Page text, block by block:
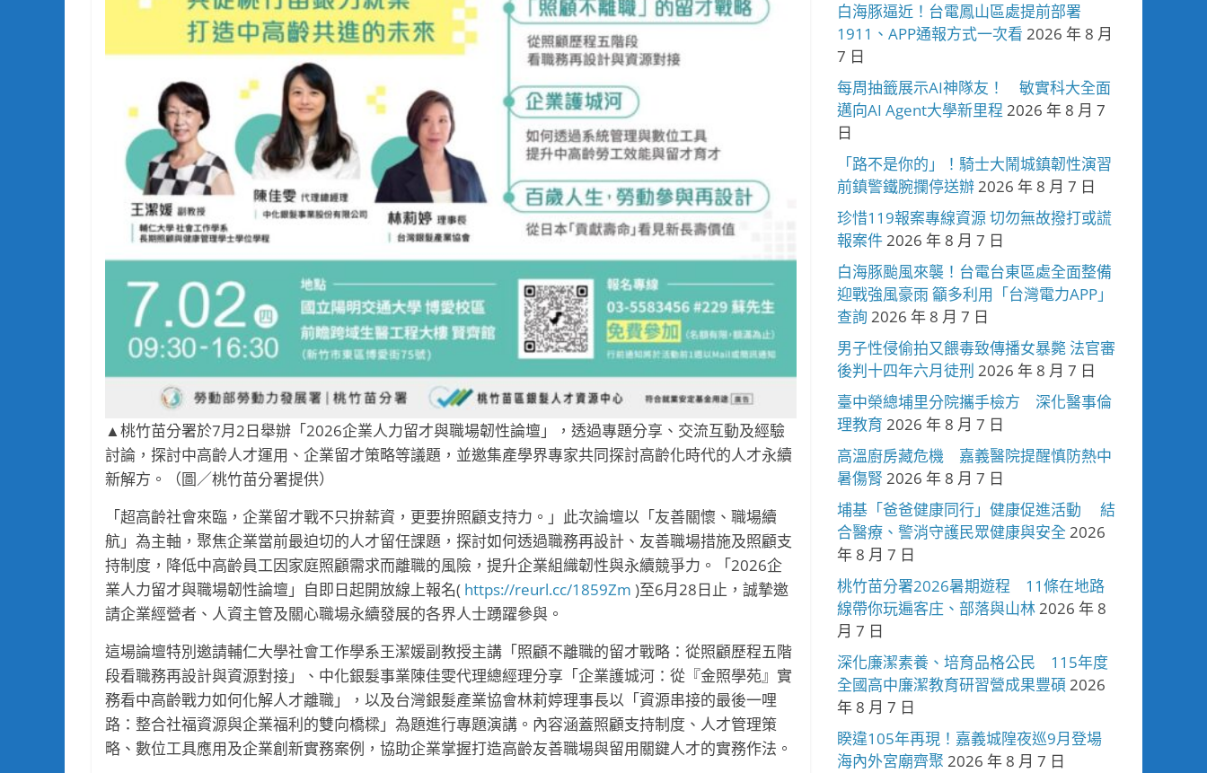
▲桃竹苗分署於7月2日舉辦「2026企業人力留才與職場韌性論壇」，透過專題分享、交流互動及經驗
討論，探討中高齡人才運用、企業留才策略等議題，並邀集產學界專家共同探討高齡化時代的人才永續
新解方。（圖／桃竹苗分署提供）
「超高齡社會來臨，企業留才戰不只拚薪資，更要拚照顧支持力。」此次論壇以「友善關懷、職場續
航」為主軸，聚焦企業當前最迫切的人才留任課題，探討如何透過職務再設計、友善職場措施及照顧支
持制度，降低中高齡員工因家庭照顧需求而離職的風險，提升企業組織韌性與永續競爭力。「2026企
業人力留才與職場韌性論壇」自即日起開放線上報名( https://reurl.cc/1859Zm )至6月28日止，誠摯邀
請企業經營者、人資主管及關心職場永續發展的各界人士踴躍參與。
這場論壇特別邀請輔仁大學社會工作學系王潔媛副教授主講「照顧不離職的留才戰略：從照顧歷程五階
段看職務再設計與資源對接」、中化銀髮事業陳佳雯代理總經理分享「企業護城河：從『金照學苑』實
務看中高齡戰力如何化解人才離職」，以及台灣銀髮產業協會林莉婷理事長以「資源串接的最後一哩
路：整合社福資源與企業福利的雙向橋樑」為題進行專題演講。內容涵蓋照顧支持制度、人才管理策
略、數位工具應用及企業創新實務案例，協助企業掌握打造高齡友善職場與留用關鍵人才的實務作法。
白海豚逼近！台電鳳山區處提前部署
1911、APP通報方式一次看 2026 年 8 月
7 日
每周抽籤展示AI神隊友！ 敏實科大全面
邁向AI Agent大學新里程 2026 年 8 月 7
日
「路不是你的」！騎士大鬧城鎮韌性演習
前鎮警鐵腕攔停送辦2026 年 8 月 7 日
珍惜119報案專線資源 切勿無故撥打或謊
報案件2026 年 8 月 7 日
白海豚颱風來襲！台電台東區處全面整備
迎戰強風豪雨 籲多利用「台灣電力APP」
查詢 2026 年 8 月 7 日
男子性侵偷拍又餵毒致傳播女暴斃 法官審
後判十四年六月徒刑 2026 年 8 月 7 日
臺中榮總埔里分院攜手檢方 深化醫事倫
理教育 2026 年 8 月 7 日
高溫廚房藏危機 嘉義醫院提醒慎防熱中
暑傷腎 2026 年 8 月 7 日
埔基「爸爸健康同行」健康促進活動 結
合醫療、警消守護民眾健康與安全 2026
年 8 月 7 日
桃竹苗分署2026暑期遊程 11條在地路
線帶你玩遍客庄、部落與山林2026 年 8
月 7 日
深化廉潔素養、培育品格公民 115年度
全國高中廉潔教育研習營成果豐碩 2026
年 8 月 7 日
睽違105年再現！嘉義城隍夜巡9月登場
海內外宮廟齊聚 2026 年 8 月 7 日